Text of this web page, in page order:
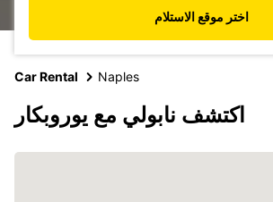
اختر موقع الاستلام
Car Rental Naples
اكتشف نابولي مع يوروبكار